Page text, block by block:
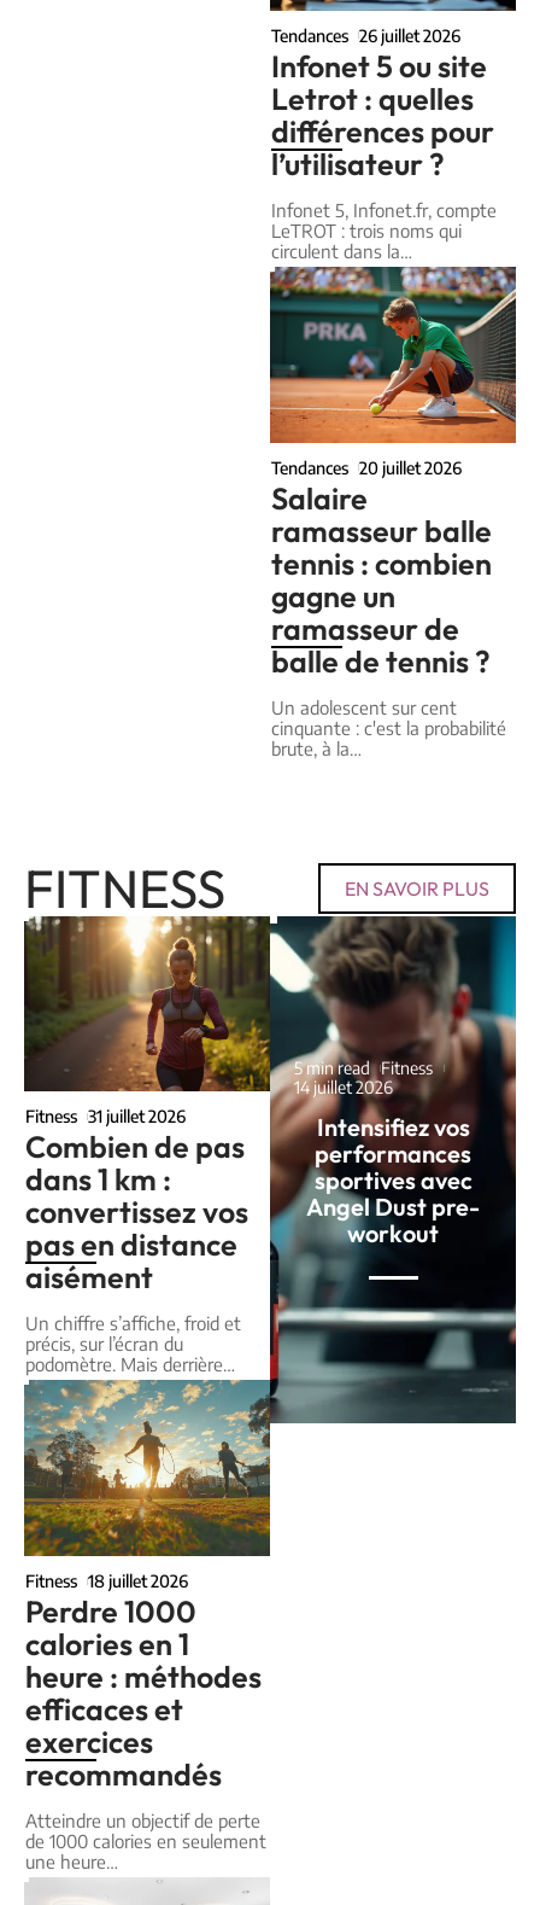
Tendances 26 juillet 2026
Infonet 5 ou site
Letrot : quelles
différences pour
l’utilisateur ?
Infonet 5, Infonet.fr, compte
LeTROT : trois noms qui
circulent dans la…
Tendances 20 juillet 2026
Salaire
ramasseur balle
tennis : combien
gagne un
ramasseur de
balle de tennis ?
Un adolescent sur cent
cinquante : c'est la probabilité
brute, à la
FITNESS EN SAVOIR PLUS
Fitness 31 juillet 2026
Combien de pas
dans 1 km :
convertissez vos
pas en distance
aisément
Un chiffre s’affiche, froid et
précis, sur l’écran du
podomètre. Mais derrière…
Fitness 18 juillet 2026
Perdre 1000
calories en 1
heure : méthodes
efficaces et
exercices
recommandés
Atteindre un objectif de perte
de 1000 calories en seulement
une heure…
5 min read Fitness
14 juillet 2026
Intensifiez vos
performances
sportives avec
Angel Dust pre-
workout